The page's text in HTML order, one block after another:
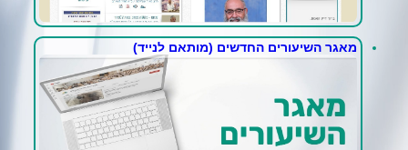
מאגר השיעורים החדשים (מותאם לנייד)